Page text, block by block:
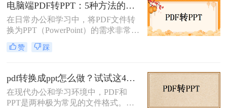
电脑端PDF转PPT：5种方法的安装配置和操作差异！
在日常办公和学习中，将PDF文件转
换为PPT（PowerPoint）的需求非常普
遍。无论是为了制作演示文稿、分享
资料还是教学用途，掌握高效的PDF
脑pdf如何转化为ppt呢？本文将详细
介绍五种将PDF转换成PPT的方法，
帮助您轻松应对各种需求。
赞 踩
pdf转换成ppt怎么做？试试这4个转换方法！
在现代办公和学习环境中，PDF和
PPT是两种极为常见的文件格式。